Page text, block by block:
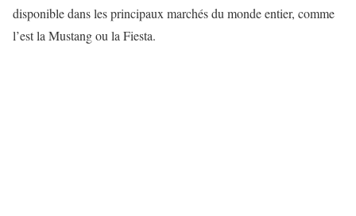
disponible dans les principaux marchés du monde entier, comme
l’est la Mustang ou la Fiesta.